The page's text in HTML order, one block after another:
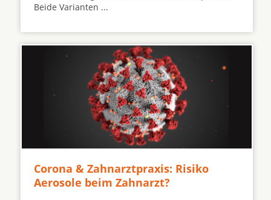
Beide Varianten ...
Corona & Zahnarztpraxis: Risiko
Aerosole beim Zahnarzt?